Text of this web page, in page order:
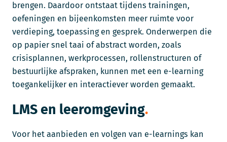
brengen. Daardoor ontstaat tijdens trainingen,
oefeningen en bijeenkomsten meer ruimte voor
verdieping, toepassing en gesprek. Onderwerpen die
op papier snel taai of abstract worden, zoals
crisisplannen, werkprocessen, rollenstructuren of
bestuurlijke afspraken, kunnen met een e-learning
toegankelijker en interactiever worden gemaakt.
LMS en leeromgeving
Voor het aanbieden en volgen van e-learnings kan